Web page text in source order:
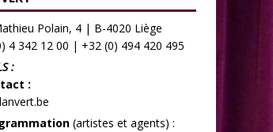
Polain, 4 | B-4020 Liège
4 342 12 00 | +32 (0) 494 420 495
:
:
(artistes et agents) :